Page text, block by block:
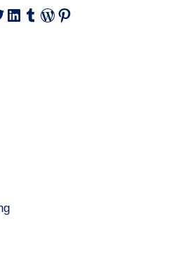
LinkedIn
Tumblr
WordPress
Pinterest